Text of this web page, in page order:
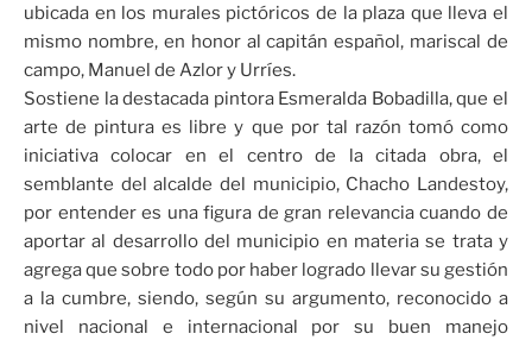
ubicada en los murales pictóricos de la plaza que lleva el
mismo nombre, en honor al capitán español, mariscal de
campo, Manuel de Azlor y Urríes.
Sostiene la destacada pintora Esmeralda Bobadilla, que el
arte de pintura es libre y que por tal razón tomó como
iniciativa colocar en el centro de la citada obra, el
semblante del alcalde del municipio, Chacho Landestoy,
por entender es una figura de gran relevancia cuando de
aportar al desarrollo del municipio en materia se trata y
agrega que sobre todo por haber logrado llevar su gestión
a la cumbre, siendo, según su argumento, reconocido a
nivel nacional e internacional por su buen manejo